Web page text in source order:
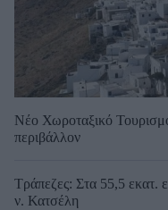
Νέο Χωροταξικό
περιβάλλον
Τράπεζες: Στα 55,5 εκατ.
ν. Κατσέλη